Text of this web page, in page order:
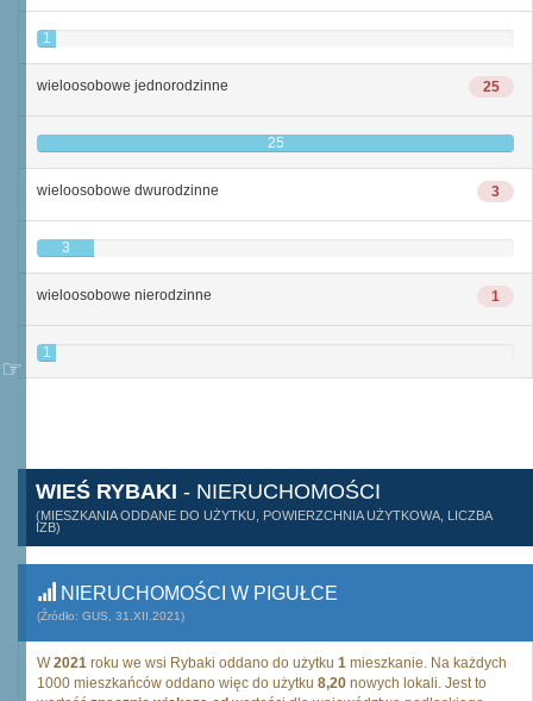
1
25
wieloosobowe jednorodzinne
25
3
wieloosobowe dwurodzinne
3
1
wieloosobowe nierodzinne
1
WIEŚ RYBAKI - NIERUCHOMOŚCI
(MIESZKANIA ODDANE DO UŻYTKU, POWIERZCHNIA UŻYTKOWA, LICZBA
IZB)
NIERUCHOMOŚCI W PIGUŁCE
(Źródło: GUS, 31.XII.2021)
W2021 roku we wsi Rybaki oddano do użytku 1 mieszkanie. Na każdych
1000 mieszkańców oddano więc do użytku 8,20 nowych lokali. Jest to